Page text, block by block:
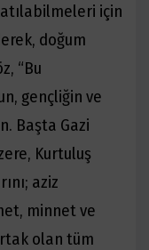
için
doğum
“Bu
gençliğin ve
Başta Gazi
Kurtuluş
aziz
minnet ve
olan tüm